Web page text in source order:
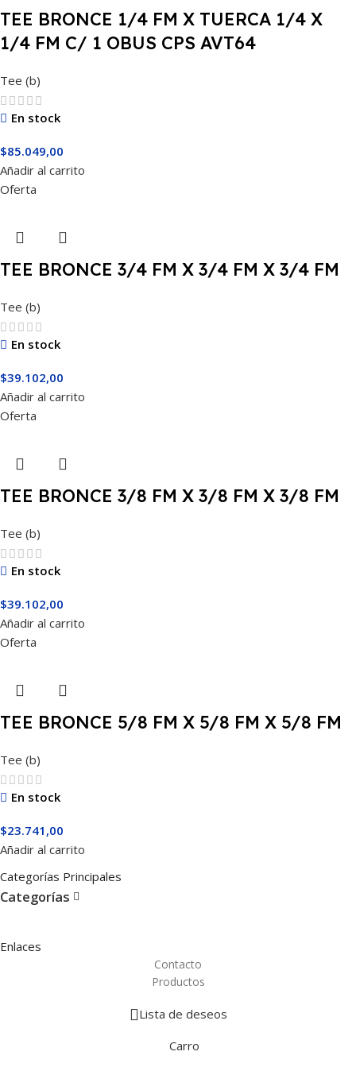
TEE BRONCE 1/4 FM X TUERCA 1/4 X
1/4 FM C/ 1 OBUS CPS AVT64
Tee (b)
En stock
$85.049,00
Añadir al carrito
Oferta
TEE BRONCE 3/4 FM X 3/4 FM X 3/4 FM
Tee (b)
En stock
$39.102,00
Añadir al carrito
Oferta
TEE BRONCE 3/8 FM X 3/8 FM X 3/8 FM
Tee (b)
En stock
$39.102,00
Añadir al carrito
Oferta
TEE BRONCE 5/8 FM X 5/8 FM X 5/8 FM
Tee (b)
En stock
$23.741,00
Añadir al carrito
Categorías Principales
Categorías
Enlaces
Contacto
Productos
Lista de deseos
Carro